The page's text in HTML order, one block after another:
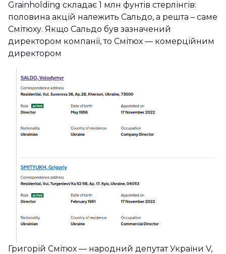
Grainholding складає 1 млн фунтів стерлінгів:
половина акцій належить Сальдо, а решта – саме
Смітюху. Якщо Сальдо був зазначений
директором компанії, то Смітюх — комерційним
директором
Григорій Смітюх — народний депутат України V,